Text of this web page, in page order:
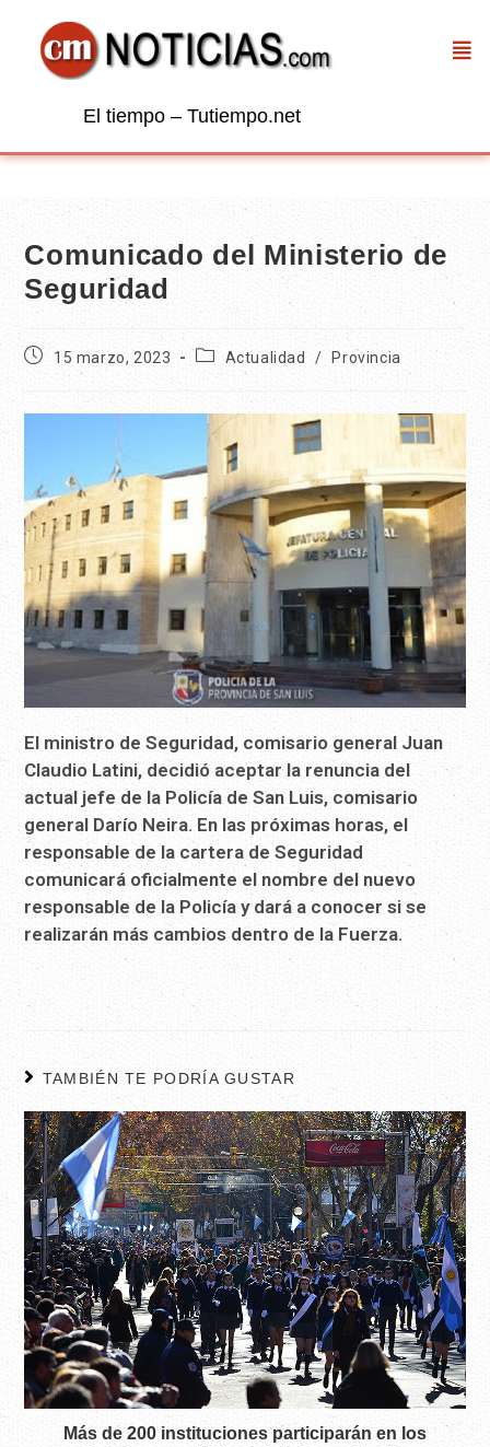
El tiempo – Tutiempo.net
Comunicado del Ministerio de
Seguridad
15 marzo, 2023 Actualidad / Provincia
El ministro de Seguridad, comisario general Juan
Claudio Latini, decidió aceptar la renuncia del
actual jefe de la Policía de San Luis, comisario
general Darío Neira. En las próximas horas, el
responsable de la cartera de Seguridad
comunicará oficialmente el nombre del nuevo
responsable de la Policía y dará a conocer si se
realizarán más cambios dentro de la Fuerza.
TAMBIÉN TE PODRÍA GUSTAR
Más de 200 instituciones participarán en los